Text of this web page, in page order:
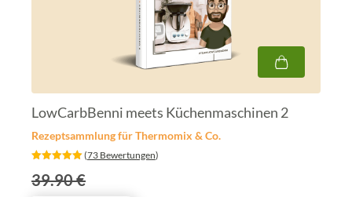
LowCarbBenni meets Küchenmaschinen 2
Rezeptsammlung für Thermomix & Co.
‎ (73 Bewertungen)
39.90 €